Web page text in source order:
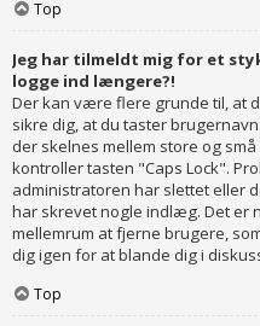
Top
Jeg har tilmeldt mig for et
logge ind længere?!
Der kan være flere grunde til, at
sikre dig, at du taster
der skelnes mellem store og
kontroller tasten "Caps Lock".
administratoren har slettet eller
har skrevet nogle indlæg. Det er
mellemrum at fjerne brugere,
dig igen for at blande dig i
Top